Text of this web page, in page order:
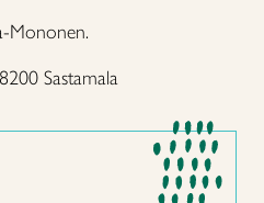
Mononen.
Sastamala